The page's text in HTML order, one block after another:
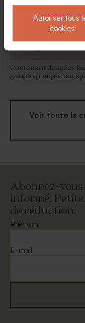
Autoriser tous
cookies
Contenant dragées
garçon pampa
Voir toute la
Abonnez-vous
informé. Petite
de réduction.
Prénom
E-mail